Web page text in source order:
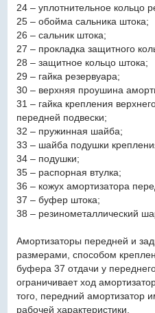
24 – уплотнительное кольцо
25 – обойма сальника штока;
26 – сальник штока;
27 – прокладка защитного
28 – защитное кольцо штока;
29 – гайка резервуара;
30 – верхняя проушина
31 – гайка крепления
передней подвески;
32 – пружинная шайба;
33 – шайба подушки
34 – подушки;
35 – распорная втулка;
36 – кожух амортизатора
37 – буфер штока;
38 – резинометаллический
Амортизаторы передней и
размерами, способом
буфера 37 отдачи у
ограничивает ход
того, передний амортизатор
рабочей характеристики.